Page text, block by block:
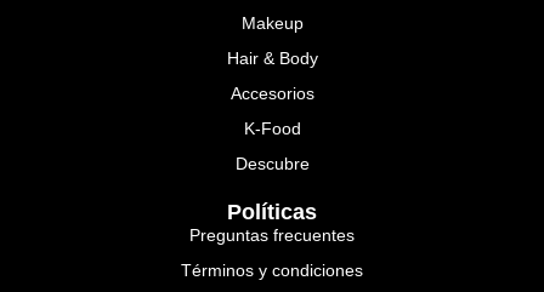
Makeup
Hair & Body
Accesorios
K-Food
Descubre
Políticas
Preguntas frecuentes
Términos y condiciones